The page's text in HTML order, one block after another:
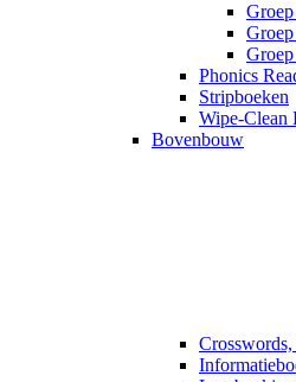
Phonics
Stripboeken
Wipe-Clean
Bovenbouw